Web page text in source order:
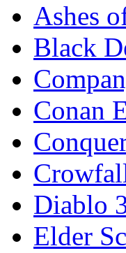
Ashes
Black
Conan
Diablo
Elder